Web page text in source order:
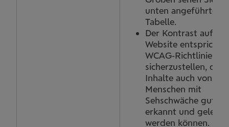
unten angeführten
Tabelle.
Der Kontrast auf
Website entspricht
WCAG-Richtlinien,
sicherzustellen, dass
Inhalte auch von
Menschen mit
Sehschwäche gut
erkannt und gelesen
werden können.